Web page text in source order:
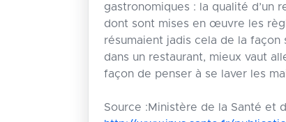
gastronomiques : la qualité d’un
dont sont mises en œuvre les
résumaient jadis cela de la façon
dans un restaurant, mieux vaut
façon de penser à se laver les
Source :Ministère de la Santé et